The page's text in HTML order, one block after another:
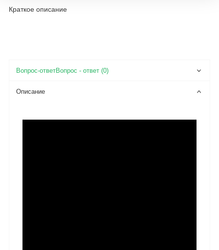
Краткое описание
Вопрос - ответ (0)
Описание